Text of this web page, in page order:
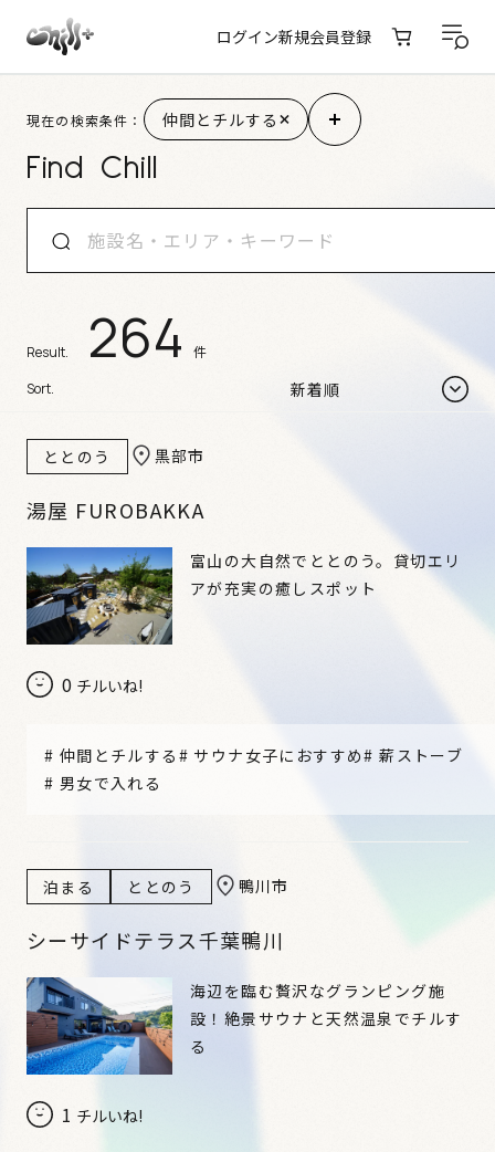
ログイン新規会員登録
Result. 264 件
Sort.
ととのう 黒部市
湯屋 FUROBAKKA
0 チルいね!
富山の大自然でととのう。貸切エリ
アが充実の癒しスポット
# 仲間とチルする # サウナ女子におすすめ#薪ストーブ
# 男女で入れる
泊まる ととのう 鴨川市
シーサイドテラス千葉鴨川
1 チルいね!
海辺を臨む贅沢なグランピング施
設！絶景サウナと天然温泉でチルす
る
Find Chill
現在の検索条件： 仲間とチルする